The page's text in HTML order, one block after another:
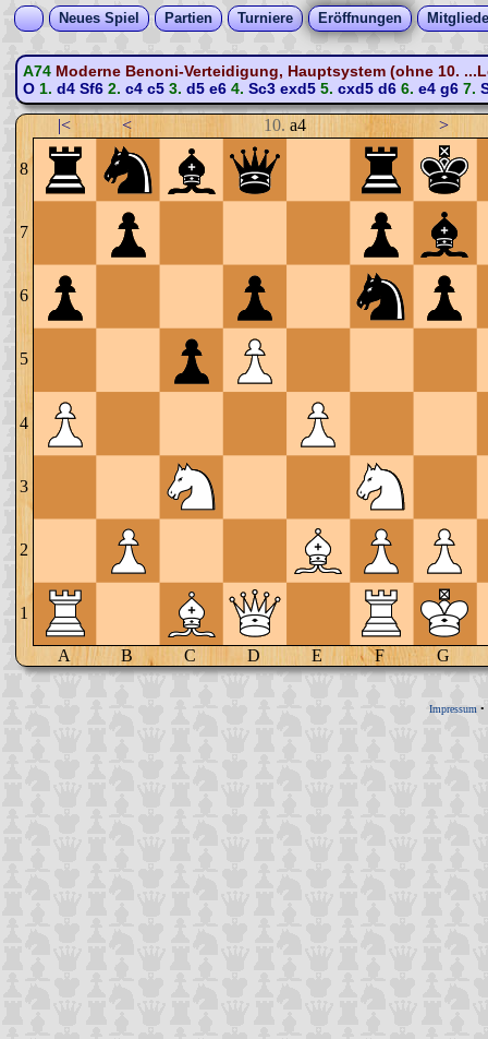
Neues Spiel Partien Turniere Eröffnungen
A74 Moderne Benoni-Verteidigung, Hauptsystem (ohne 10.
O1. d4 Sf62. c4 c53. d5 e64. Sc3 exd55. cxd5 d66. e4 g67.
|< < 10. a4 >
8
7
6
5
4
3
2
1
A B C D E F G
Impressum •